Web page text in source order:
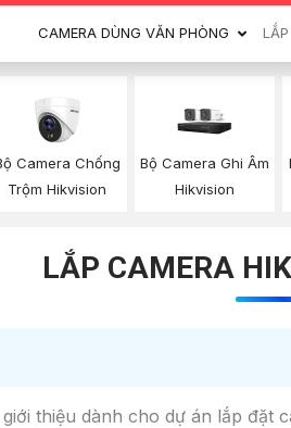
CAMERA DÙNG VĂN PHÒNG
Camera Chống
Trộm Hikvision
Bộ Camera Ghi Âm
Hikvision
LẮP CAMERA
thiệu dành cho dự án lắp đặt